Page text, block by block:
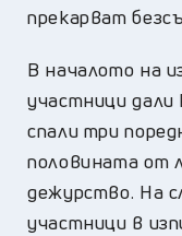
прекарват
В началото на
участници дали
спали три
половината от
дежурство. На
участници в